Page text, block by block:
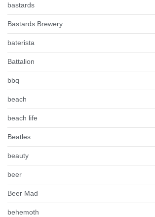
bastards
Bastards Brewery
baterista
Battalion
bbq
beach
beach life
Beatles
beauty
beer
Beer Mad
behemoth